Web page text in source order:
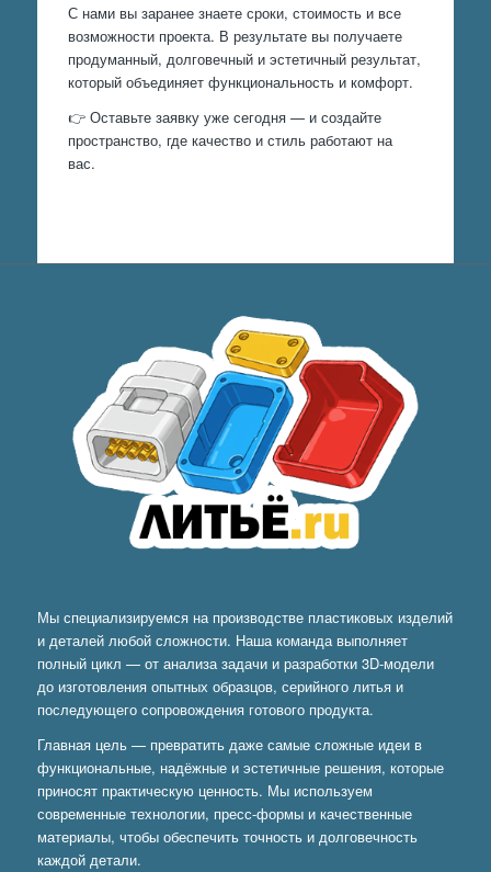
С нами вы заранее знаете сроки, стоимость и все
возможности проекта. В результате вы получаете
продуманный, долговечный и эстетичный результат,
который объединяет функциональность и комфорт.
👉 Оставьте заявку уже сегодня — и создайте
пространство, где качество и стиль работают на
вас.
Мы специализируемся на производстве пластиковых изделий
и деталей любой сложности. Наша команда выполняет
полный цикл — от анализа задачи и разработки 3D-модели
до изготовления опытных образцов, серийного литья и
последующего сопровождения готового продукта.
Главная цель — превратить даже самые сложные идеи в
функциональные, надёжные и эстетичные решения, которые
приносят практическую ценность. Мы используем
современные технологии, пресс-формы и качественные
материалы, чтобы обеспечить точность и долговечность
каждой детали.